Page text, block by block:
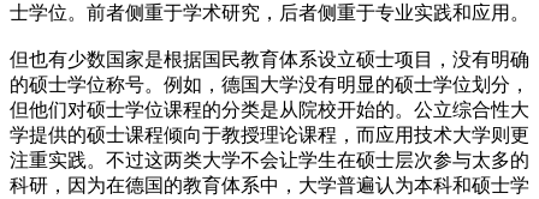
士学位。前者侧重于学术研究，后者侧重于专业实践和应用。
但也有少数国家是根据国民教育体系设立硕士项目，没有明确
的硕士学位称号。例如，德国大学没有明显的硕士学位划分，
但他们对硕士学位课程的分类是从院校开始的。公立综合性大
学提供的硕士课程倾向于教授理论课程，而应用技术大学则更
注重实践。不过这两类大学不会让学生在硕士层次参与太多的
科研，因为在德国的教育体系中，大学普遍认为本科和硕士学